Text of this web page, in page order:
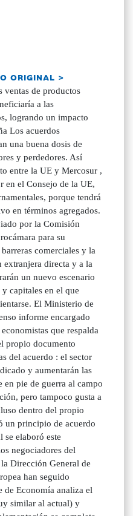
ORIGINAL >
ventas de productos
a las
logrando un impacto
Los acuerdos
una buena dosis de
y perdedores. Así
entre la UE y Mercosur ,
en el Consejo de la UE,
porque tendrá
en términos agregados.
por la Comisión
para su
comerciales y la
extranjera directa y a la
un nuevo escenario
capitales en el que
El Ministerio de
informe encargado
que respalda
propio documento
del acuerdo : el sector
y aumentarán las
en pie de guerra al campo
pero tampoco gusta a
dentro del propio
un principio de acuerdo
se elaboró este
negociadores del
Dirección General de
han seguido
de Economía analiza el
similar al actual) y